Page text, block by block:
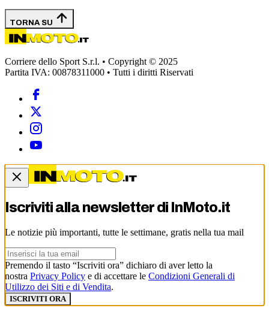
TORNA SU
Corriere dello Sport S.r.l. • Copyright © 2025
Partita IVA: 00878311000 • Tutti i diritti Riservati
Iscriviti alla newsletter di InMoto.it
Le notizie più importanti, tutte le settimane, gratis nella tua mail
Premendo il tasto “Iscriviti ora” dichiaro di aver letto la
nostra Privacy Policy e di accettare le Condizioni Generali di
Utilizzo dei Siti e di Vendita.
ISCRIVITI ORA